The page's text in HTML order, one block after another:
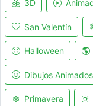
3D
San Valentín
Halloween
Dibujos Animados
Primavera